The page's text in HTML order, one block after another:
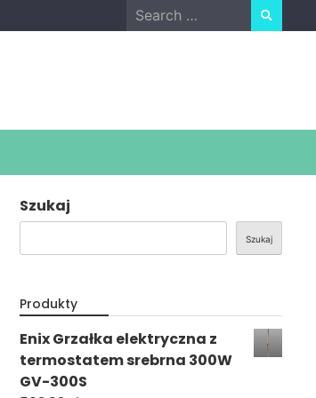
Search
for:
Szukaj
Szukaj
Produkty
Enix Grzałka elektryczna z
termostatem srebrna 300W
GV-300S